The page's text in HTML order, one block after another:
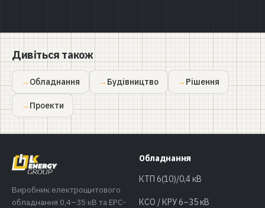
Дивіться також
Обладнання Будівництво Рішення
Проекти
Виробник електрощитового
обладнання 0,4–35 кВ та EPC-
Обладнання
КТП 6(10)/0,4 кВ
КСО / КРУ 6–35 кВ